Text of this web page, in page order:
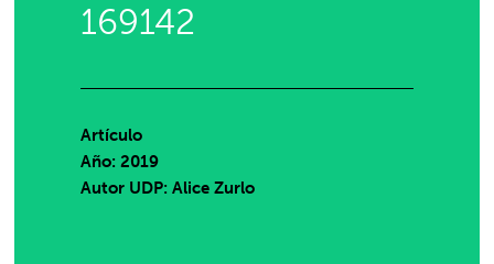
169142
Artículo
Año: 2019
Autor UDP:Alice Zurlo